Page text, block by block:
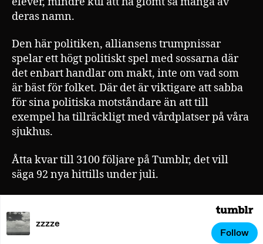
deras namn.
Den här politiken, alliansens trumpnissar
spelar ett högt politiskt spel med sossarna där
det enbart handlar om makt, inte om vad som
är bäst för folket. Där det är viktigare att sabba
för sina politiska motståndare än att till
exempel ha tillräckligt med vårdplatser på våra
sjukhus.
Åtta kvar till 3100 följare på Tumblr, det vill
säga 92 nya hittills under juli.